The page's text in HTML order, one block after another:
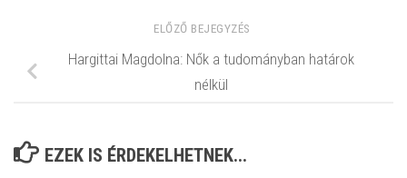
ELŐZŐ BEJEGYZÉS
Hargittai Magdolna: Nők a tudományban határok
nélkül
EZEK IS ÉRDEKELHETNEK...